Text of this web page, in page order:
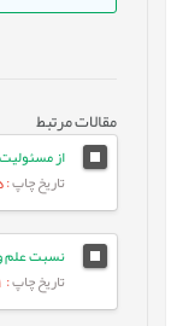
مقالات مرتبط
تاریخ چاپ: 1404/09/25
نسبت علم
تاریخ چاپ: 1403/06/31